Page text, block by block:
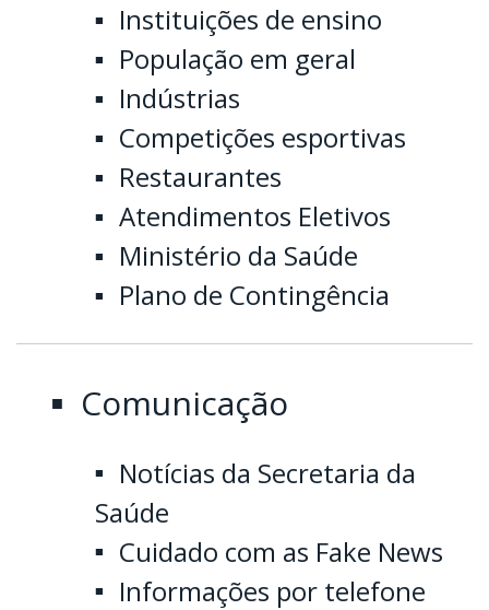
Instituições de ensino
População em geral
Indústrias
Competições esportivas
Restaurantes
Atendimentos Eletivos
Ministério da Saúde
Plano de Contingência
Comunicação
Notícias da Secretaria da
Saúde
Cuidado com as Fake News
Informações por telefone